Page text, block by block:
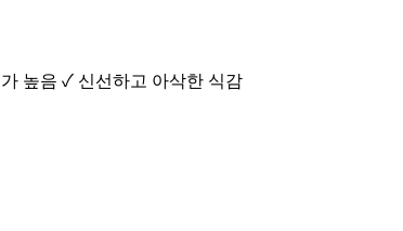
높음 ✓ 신선하고 아삭한 식감